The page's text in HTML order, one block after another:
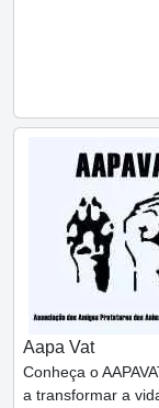
Aapa Vat
Conheça o
a transformar a